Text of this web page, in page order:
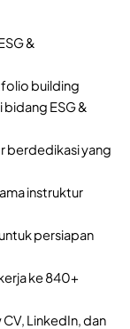
&
building
ESG &
berdedikasi yang
instruktur
persiapan
ke 840+
LinkedIn, dan